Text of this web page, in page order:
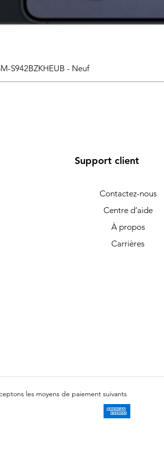
S942BZKHEUB - Neuf
Support client
Contactez-nous
Centre d’aide
À propos
Carrières
les moyens de paiement suivants